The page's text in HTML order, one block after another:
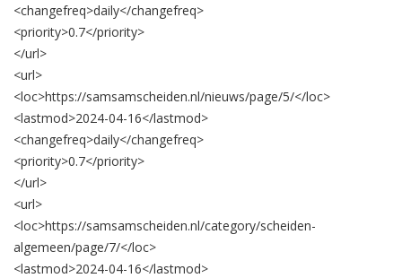
<changefreq>daily</changefreq>
<priority>0.7</priority>
</url>
<url>
<loc>https://samsamscheiden.nl/nieuws/page/5/</loc>
<lastmod>2024-04-16</lastmod>
<changefreq>daily</changefreq>
<priority>0.7</priority>
</url>
<url>
<loc>https://samsamscheiden.nl/category/scheiden-
algemeen/page/7/</loc>
<lastmod>2024-04-16</lastmod>